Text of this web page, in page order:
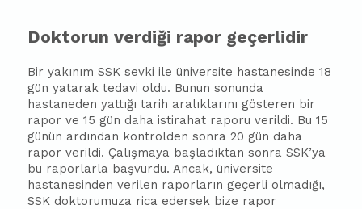
Doktorun verdiği rapor geçerlidir
Bir yakınım SSK sevki ile üniversite hastanesinde 18
gün yatarak tedavi oldu. Bunun sonunda
hastaneden yattığı tarih aralıklarını gösteren bir
rapor ve 15 gün daha istirahat raporu verildi. Bu 15
günün ardından kontrolden sonra 20 gün daha
rapor verildi. Çalışmaya başladıktan sonra SSK’ya
bu raporlarla başvurdu. Ancak, üniversite
hastanesinden verilen raporların geçerli olmadığı,
SSK doktorumuza rica edersek bize rapor